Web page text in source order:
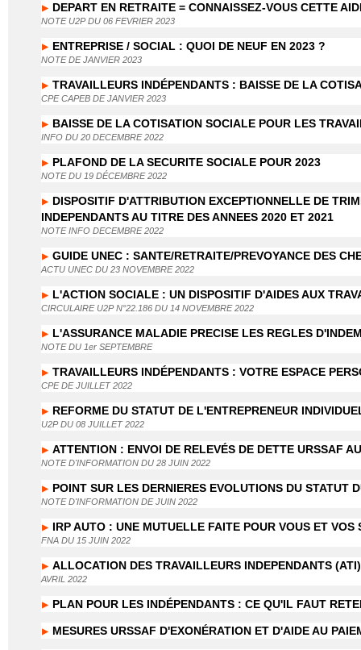
DEPART EN RETRAITE = CONNAISSEZ-VOUS CETTE
NOTE U2P DU 06 FEVRIER 2023
ENTREPRISE / SOCIAL : QUOI DE NEUF EN 2023 ?
NOTE DE JANVIER 2023
TRAVAILLEURS INDÉPENDANTS : BAISSE DE LA
CPE CAPEB DE JANVIER 2023
BAISSE DE LA COTISATION SOCIALE POUR LES
INFO DU 20 DECEMBRE 2022
PLAFOND DE LA SECURITE SOCIALE POUR 2023
NOTE DU 19 DÉCEMBRE 2022
DISPOSITIF D'ATTRIBUTION EXCEPTIONNELLE DE
INDEPENDANTS AU TITRE DES ANNEES 2020 ET 2021
NOTE INFO DECEMBRE 2022
GUIDE UNEC : SANTE/RETRAITE/PREVOYANCE DES
ACTU UNEC DU 23 NOVEMBRE 2022
L'ACTION SOCIALE : UN DISPOSITIF D'AIDES AUX
CIRCULAIRE U2P N°22.186 DU 14 NOVEMBRE 2022
L'ASSURANCE MALADIE PRECISE LES REGLES
NOTE DU 1er SEPTEMBRE
TRAVAILLEURS INDÉPENDANTS : VOTRE ESPACE
CPE DE JUILLET 2022
REFORME DU STATUT DE L'ENTREPRENEUR
U2P DU 08 JUILLET 2022
ATTENTION : ENVOI DE RELEVÉS DE DETTE URSSAF
NOTE D'INFORMATION DU 28 JUIN 2022
POINT SUR LES DERNIERES EVOLUTIONS DU STATUT
NOTE D'INFORMATION DE JUIN 2022
IRP AUTO : UNE MUTUELLE FAITE POUR VOUS ET VOS
FNA DU 15 JUIN 2022
ALLOCATION DES TRAVAILLEURS INDEPENDANTS
AVRIL 2022
PLAN POUR LES INDÉPENDANTS : CE QU'IL FAUT
MESURES URSSAF D'EXONÉRATION ET D'AIDE AU